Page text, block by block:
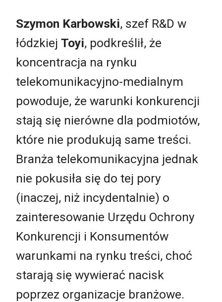
Szymon Karbowski, szef R&D w
łódzkiej Toyi, podkreślił, że
koncentracja na rynku
telekomunikacyjno-medialnym
powoduje, że warunki konkurencji
stają się nierówne dla podmiotów,
które nie produkują same treści.
Branża telekomunikacyjna jednak
nie pokusiła się do tej pory
(inaczej, niż incydentalnie) o
zainteresowanie Urzędu Ochrony
Konkurencji i Konsumentów
warunkami na rynku treści, choć
starają się wywierać nacisk
poprzez organizacje branżowe.